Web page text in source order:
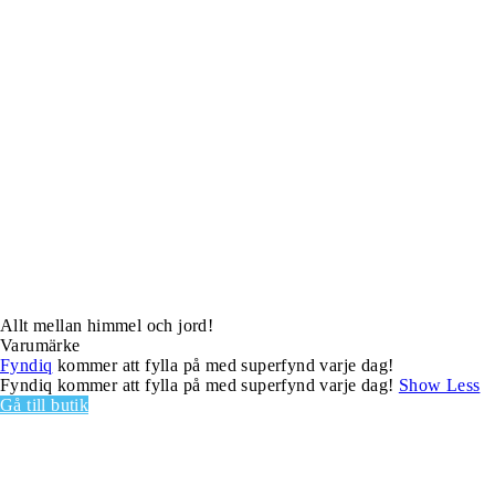
Allt mellan himmel och jord!
Varumärke
Fyndiq kommer att fylla på med superfynd varje dag!
Fyndiq kommer att fylla på med superfynd varje dag! Show Less
Gå till butik